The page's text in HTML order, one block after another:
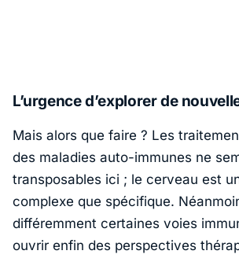
L’urgence d’explorer de
Mais alors que faire ? Les
des maladies auto-immunes ne
transposables ici ; le cerveau est
complexe que spécifique.
différemment certaines voies
ouvrir enfin des perspectives